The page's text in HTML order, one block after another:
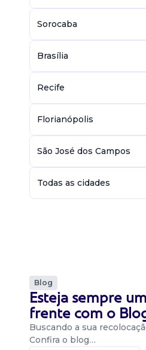
Sorocaba
Brasília
Recife
Florianópolis
São José dos Campos
Todas as cidades
Blog
Esteja sempre
frente com o
Buscando a sua
Confira o blog…